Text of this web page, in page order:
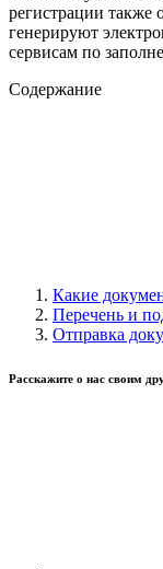
регистрации
генерируют
сервисам по
Содержание
Какие
Перечень и
Отправка
Расскажите о нас своим